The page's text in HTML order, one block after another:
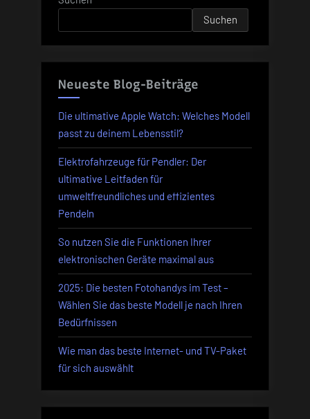
70
nur
306
Euro“
Suchen
Neueste Blog-Beiträge
Die ultimative Apple Watch: Welches Modell
passt zu deinem Lebensstil?
Elektrofahrzeuge für Pendler: Der
ultimative Leitfaden für
umweltfreundliches und effizientes
Pendeln
So nutzen Sie die Funktionen Ihrer
elektronischen Geräte maximal aus
2025: Die besten Fotohandys im Test –
Wählen Sie das beste Modell je nach Ihren
Bedürfnissen
Wie man das beste Internet- und TV-Paket
für sich auswählt